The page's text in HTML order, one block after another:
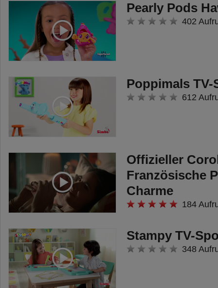
Pearly Pods
402
Poppimals TV-
612
Offizieller
Französische
Charme
184
Stampy TV-
348